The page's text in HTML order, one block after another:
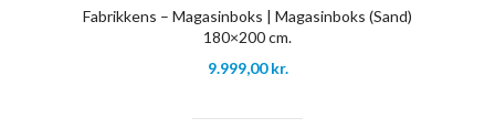
Fabrikkens – Magasinboks | Magasinboks (Sand)
180×200 cm.
9.999,00kr.